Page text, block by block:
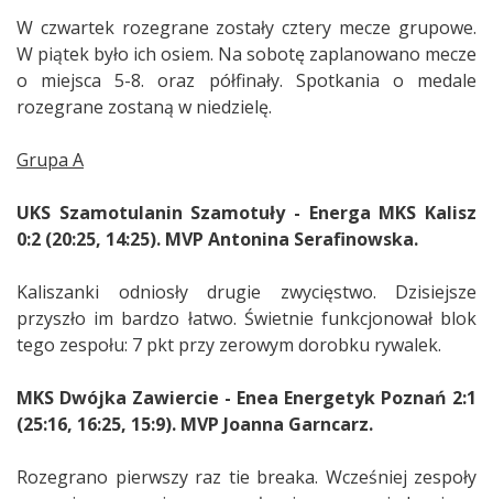
W czwartek rozegrane zostały cztery mecze grupowe.
W piątek było ich osiem. Na sobotę zaplanowano mecze
o miejsca 5-8. oraz półfinały. Spotkania o medale
rozegrane zostaną w niedzielę.
Grupa A
UKS Szamotulanin Szamotuły - Energa MKS Kalisz
0:2 (20:25, 14:25). MVP Antonina Serafinowska.
Kaliszanki odniosły drugie zwycięstwo. Dzisiejsze
przyszło im bardzo łatwo. Świetnie funkcjonował blok
tego zespołu: 7 pkt przy zerowym dorobku rywalek.
MKS Dwójka Zawiercie - Enea Energetyk Poznań 2:1
(25:16, 16:25, 15:9). MVP Joanna Garncarz.
Rozegrano pierwszy raz tie breaka. Wcześniej zespoły